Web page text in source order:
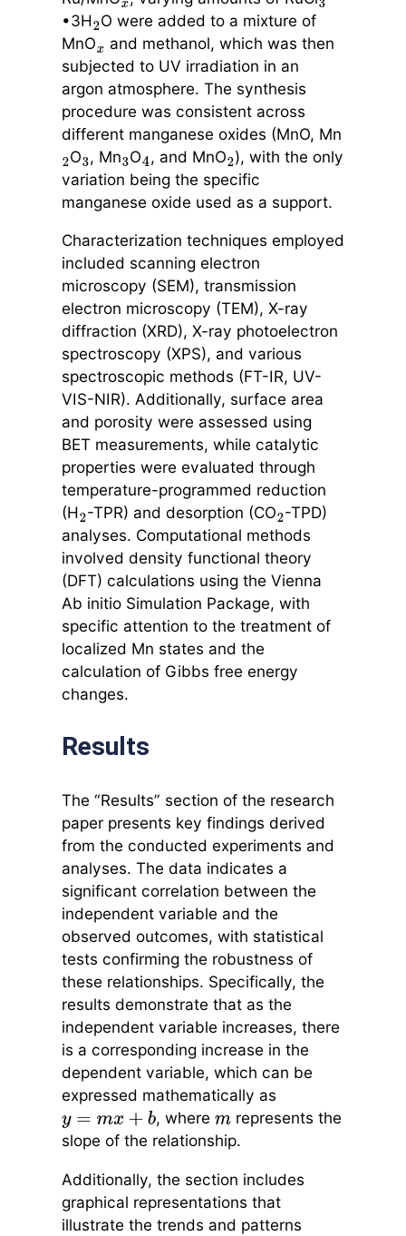
•3H2O were added to a mixture of
MnOx and methanol, which was then
subjected to UV irradiation in an
argon atmosphere. The synthesis
procedure was consistent across
different manganese oxides (MnO, Mn
2O3, Mn3O4, and MnO2), with the only
variation being the specific
manganese oxide used as a support.
Characterization techniques employed
included scanning electron
microscopy (SEM), transmission
electron microscopy (TEM), X-ray
diffraction (XRD), X-ray photoelectron
spectroscopy (XPS), and various
spectroscopic methods (FT-IR, UV-
VIS-NIR). Additionally, surface area
and porosity were assessed using
BET measurements, while catalytic
properties were evaluated through
temperature-programmed reduction
(H2-TPR) and desorption (CO2-TPD)
analyses. Computational methods
involved density functional theory
(DFT) calculations using the Vienna
Ab initio Simulation Package, with
specific attention to the treatment of
localized Mn states and the
calculation of Gibbs free energy
changes.
Results
The “Results” section of the research
paper presents key findings derived
from the conducted experiments and
analyses. The data indicates a
significant correlation between the
independent variable and the
observed outcomes, with statistical
tests confirming the robustness of
these relationships. Specifically, the
results demonstrate that as the
independent variable increases, there
is a corresponding increase in the
dependent variable, which can be
expressed mathematically as
y=m x+b , where m represents the
slope of the relationship.
Additionally, the section includes
graphical representations that
illustrate the trends and patterns